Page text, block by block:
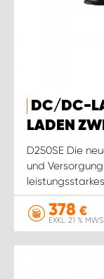
DC/DC-
LADEN
D250SE Die
und
378 €
EXKL. 21 %